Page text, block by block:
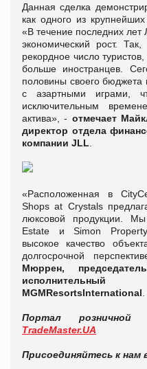
Данная сделка
как одного из
«В течение последних лет
экономический рост.
рекордное число
больше иностранцев.
половины своего бюджета
с азартными играми,
исключительным
актива», - отмечает
директор отдела
компании JLL
«Расположенная в
Shops at Crystals
люксовой продукции.
Estate и Simon
высокое качество
долгосрочной
Мюррен,
исполнительный
MGMResortsInternational
Портал
TradeMaster.UA
Присоединяйтесь к нам